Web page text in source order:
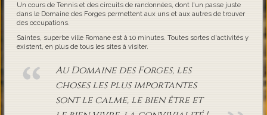
Un cours de Tennis et des circuits de randonnées, dont l'un passe juste
dans le Domaine des Forges permettent aux uns et aux autres de trouver
des occupations.
Saintes, superbe ville Romane est à 10 minutes. Toutes sortes d'activités y
existent, en plus de tous les sites à visiter.
Au Domaine des Forges, les
choses les plus importantes
sont le calme, le bien être et